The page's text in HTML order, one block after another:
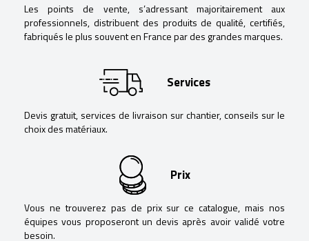
Les points de vente, s’adressant majoritairement aux
professionnels, distribuent des produits de qualité, certifiés,
fabriqués le plus souvent en France par des grandes marques.
Services
Devis gratuit, services de livraison sur chantier, conseils sur le
choix des matériaux.
Prix
Vous ne trouverez pas de prix sur ce catalogue, mais nos
équipes vous proposeront un devis après avoir validé votre
besoin.